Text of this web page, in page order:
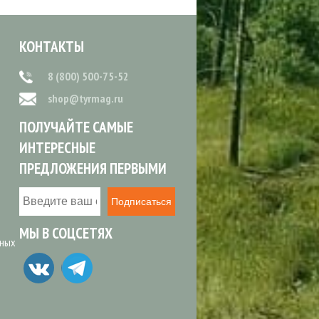
КОНТАКТЫ
8 (800) 500-75-52
shop@tyrmag.ru
ПОЛУЧАЙТЕ САМЫЕ
ИНТЕРЕСНЫЕ
ПРЕДЛОЖЕНИЯ ПЕРВЫМИ
Подписаться
МЫ В СОЦСЕТЯХ